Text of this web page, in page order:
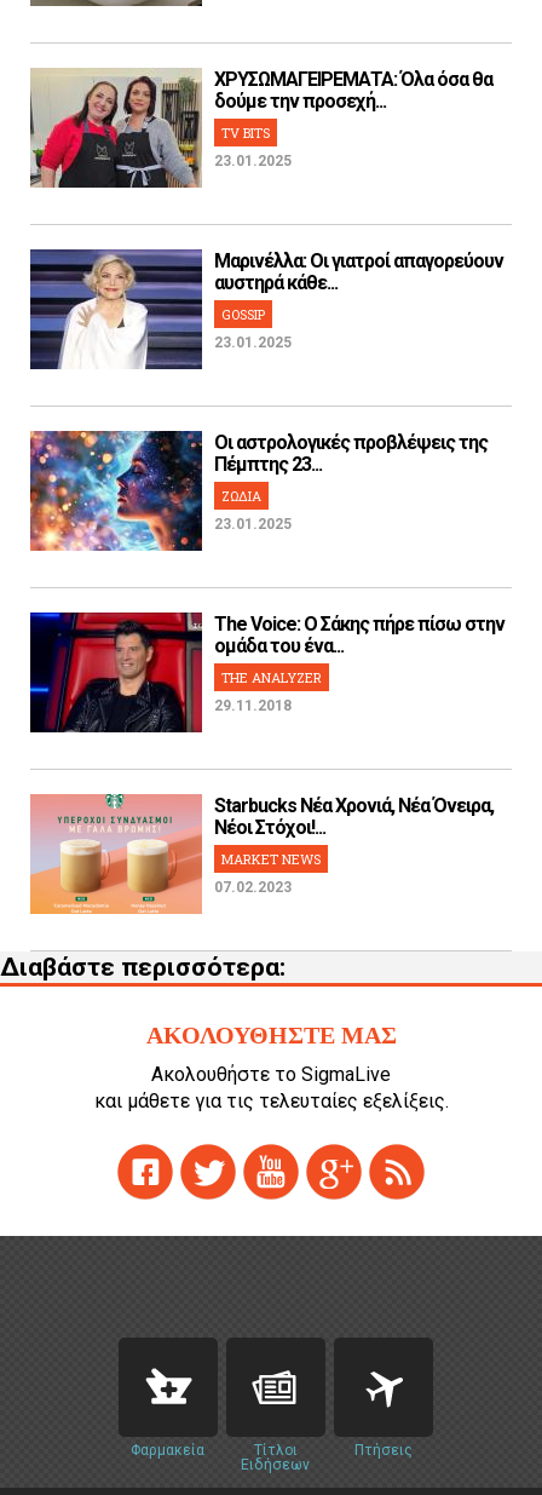
ΧΡΥΣΩΜΑΓΕΙΡΕΜΑΤΑ: Όλα όσα θα
δούμε την προσεχή...
TV BITS
23.01.2025
Μαρινέλλα: Οι γιατροί απαγορεύουν
αυστηρά κάθε...
GOSSIP
23.01.2025
Οι αστρολογικές προβλέψεις της
Πέμπτης 23...
ΖΩΔΙΑ
23.01.2025
The Voice: Ο Σάκης πήρε πίσω στην
ομάδα του ένα...
THE ANALYZER
29.11.2018
Starbucks Νέα Χρονιά, Νέα Όνειρα,
Νέοι Στόχοι!...
MARKET NEWS
07.02.2023
Διαβάστε περισσότερα:
ΑΚΟΛΟΥΘΗΣΤΕ ΜΑΣ
Ακολουθήστε το SigmaLive
και μάθετε για τις τελευταίες εξελίξεις.
Φαρμακεία
Τίτλοι
Ειδήσεων
Πτήσεις